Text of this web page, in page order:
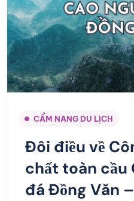
CẨM NANG DU LỊCH
Đôi điều về
chất toàn cầu
đá Đồng Văn